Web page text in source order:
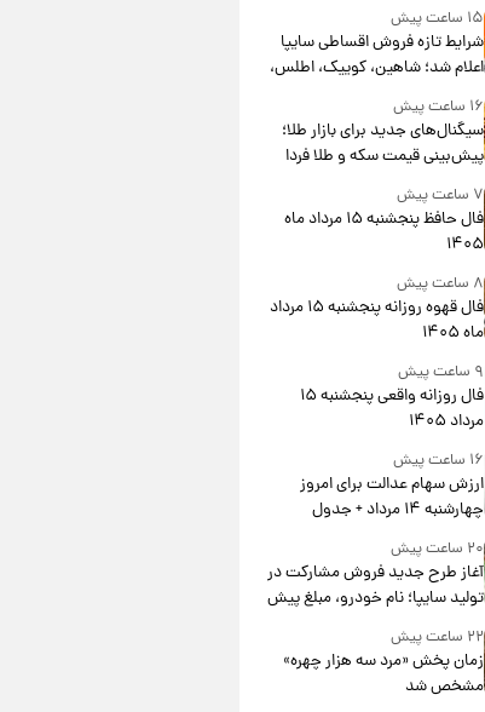
۱۵ ساعت پیش
شرایط تازه فروش اقساطی سایپا
اعلام شد؛ شاهین، کوییک، اطلس،
سهند و ساینا با اقساط بلندمدت +
جدول۱۶ ساعت پیش
سیگنال‌های جدید برای بازار طلا؛
پیش‌بینی قیمت سکه و طلا فردا
۷ ساعت پیش
فال حافظ پنجشنبه ۱۵ مرداد ماه
۱۴۰۵
۸ ساعت پیش
فال قهوه روزانه پنجشنبه ۱۵ مرداد
ماه ۱۴۰۵
۹ ساعت پیش
فال روزانه واقعی پنجشنبه ۱۵
مرداد ۱۴۰۵
۱۶ ساعت پیش
ارزش سهام عدالت برای امروز
چهارشنبه ۱۴ مرداد + جدول
۲۰ ساعت پیش
آغاز طرح جدید فروش مشارکت در
تولید سایپا؛ نام خودرو، مبلغ پیش
مشارکت چند درصد است؟
۲۲ ساعت پیش
زمان پخش «مرد سه هزار چهره»
مشخص شد